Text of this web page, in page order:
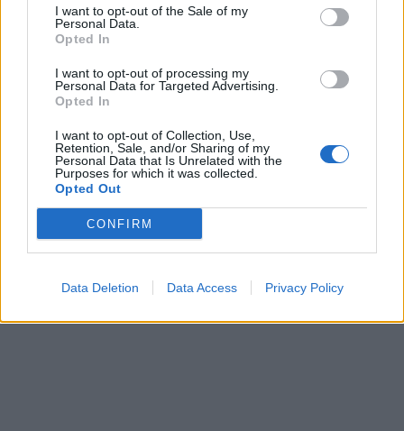
I want to opt-out of the Sale of my
Personal Data.
Opted In
I want to opt-out of processing my
Personal Data for Targeted Advertising.
Opted In
I want to opt-out of Collection, Use,
Retention, Sale, and/or Sharing of my
Personal Data that Is Unrelated with the
Purposes for which it was collected.
Opted Out
CONFIRM
Data Deletion Data Access Privacy Policy